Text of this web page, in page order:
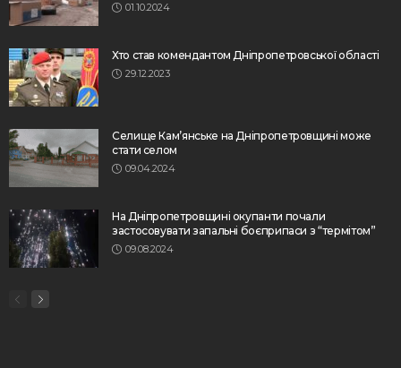
01.10.2024
Хто став комендантом Дніпропетровської області
29.12.2023
Селище Кам’янське на Дніпропетровщині може
стати селом
09.04.2024
На Дніпропетровщині окупанти почали
застосовувати запальні боєприпаси з “термітом”
09.08.2024